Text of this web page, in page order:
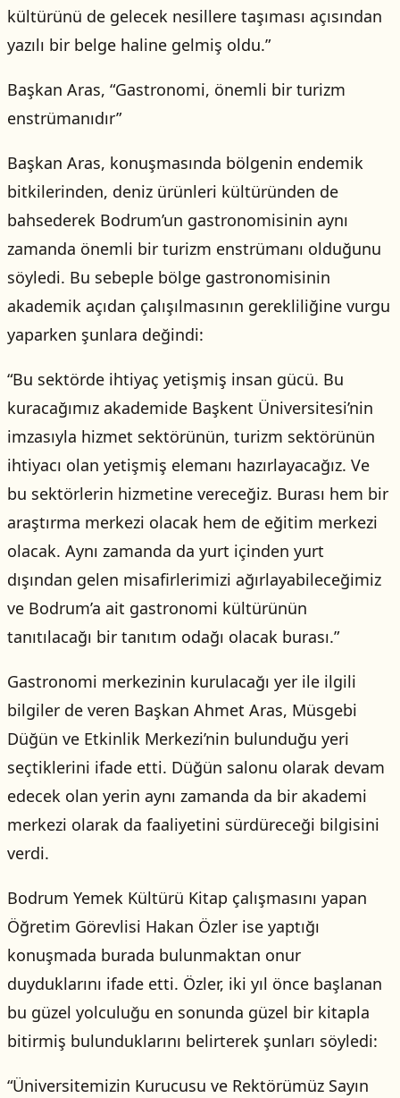
kültürünü de gelecek nesillere taşıması açısından
yazılı bir belge haline gelmiş oldu.”
Başkan Aras, “Gastronomi, önemli bir turizm
enstrümanıdır”
Başkan Aras, konuşmasında bölgenin endemik
bitkilerinden, deniz ürünleri kültüründen de
bahsederek Bodrum’un gastronomisinin aynı
zamanda önemli bir turizm enstrümanı olduğunu
söyledi. Bu sebeple bölge gastronomisinin
akademik açıdan çalışılmasının gerekliliğine vurgu
yaparken şunlara değindi:
“Bu sektörde ihtiyaç yetişmiş insan gücü. Bu
kuracağımız akademide Başkent Üniversitesi’nin
imzasıyla hizmet sektörünün, turizm sektörünün
ihtiyacı olan yetişmiş elemanı hazırlayacağız. Ve
bu sektörlerin hizmetine vereceğiz. Burası hem bir
araştırma merkezi olacak hem de eğitim merkezi
olacak. Aynı zamanda da yurt içinden yurt
dışından gelen misafirlerimizi ağırlayabileceğimiz
ve Bodrum’a ait gastronomi kültürünün
tanıtılacağı bir tanıtım odağı olacak burası.”
Gastronomi merkezinin kurulacağı yer ile ilgili
bilgiler de veren Başkan Ahmet Aras, Müsgebi
Düğün ve Etkinlik Merkezi’nin bulunduğu yeri
seçtiklerini ifade etti. Düğün salonu olarak devam
edecek olan yerin aynı zamanda da bir akademi
merkezi olarak da faaliyetini sürdüreceği bilgisini
verdi.
Bodrum Yemek Kültürü Kitap çalışmasını yapan
Öğretim Görevlisi Hakan Özler ise yaptığı
konuşmada burada bulunmaktan onur
duyduklarını ifade etti. Özler, iki yıl önce başlanan
bu güzel yolculuğu en sonunda güzel bir kitapla
bitirmiş bulunduklarını belirterek şunları söyledi:
“Üniversitemizin Kurucusu ve Rektörümüz Sayın